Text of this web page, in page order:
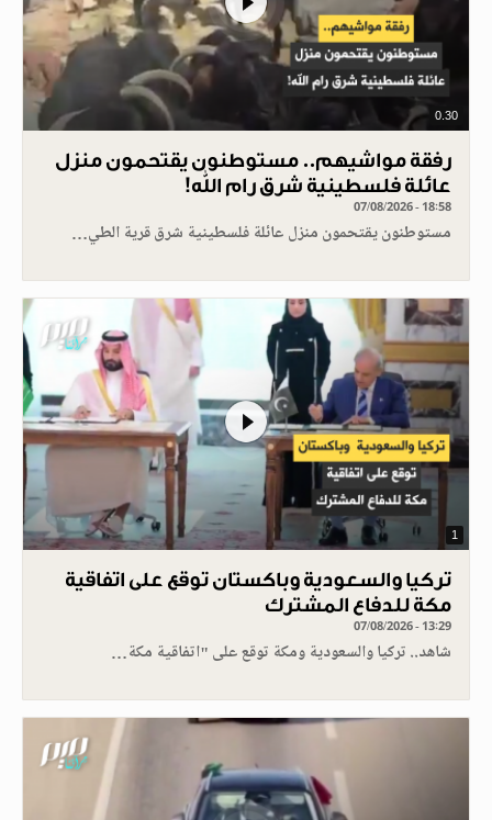
0.30
رفقة مواشيهم.. مستوطنون يقتحمون منزل
عائلة فلسطينية شرق رام الله!
07/08/2026 - 18:58
مستوطنون يقتحمون منزل عائلة فلسطينية شرق قرية الطي…
1
تركيا والسعودية وباكستان توقع على اتفاقية
مكة للدفاع المشترك
07/08/2026 - 13:29
شاهد.. تركيا والسعودية ومكة توقع على "اتفاقية مكة…